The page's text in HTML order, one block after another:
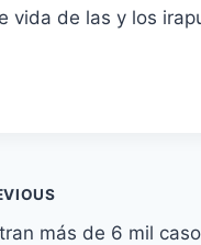
vida de las y los
más de 6 mil